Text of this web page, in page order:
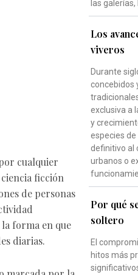
cualquier
ficción
de personas
forma en que
diarias.
las
Los
viveros
Durante
concebidos
exclusiva a
y
especies
definitivo al
urbanos o
Por qué
soltero
El
hitos más